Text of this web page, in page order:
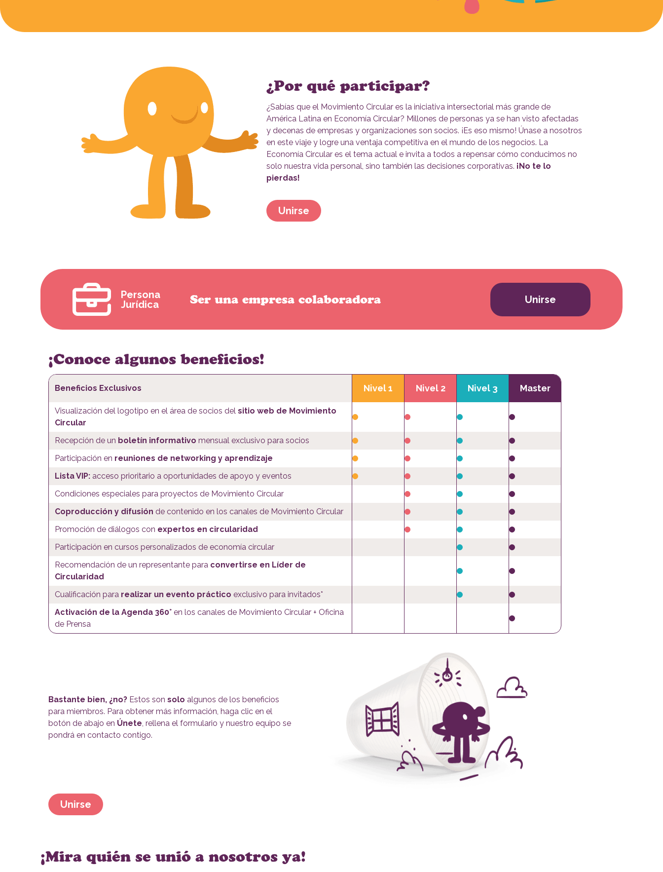
¿Por qué participar?
¿Sabías que el Movimiento Circular es la iniciativa intersectorial más grande de
América Latina en Economía Circular? Millones de personas ya se han visto afectadas
y decenas de empresas y organizaciones son socios. ¡Es eso mismo! Únase a nosotros
en este viaje y logre una ventaja competitiva en el mundo de los negocios. La
Economía Circular es el tema actual e invita a todos a repensar cómo conducimos no
solo nuestra vida personal, sino también las decisiones corporativas. ¡No te lo
pierdas!
Unirse
Persona
Jurídica
Ser una empresa colaboradora Unirse
¡Conoce algunos beneficios!
Beneficios Exclusivos Nivel 1 Nivel 2 Nivel 3 Master
Visualización del logotipo en el área de socios del sitio web de Movimiento
Circular
Recepción de un boletín informativo mensual exclusivo para socios
Participación en reuniones de networking y aprendizaje
Lista VIP: acceso prioritario a oportunidades de apoyo y eventos
Condiciones especiales para proyectos de Movimiento Circular
Coproducción y difusión de contenido en los canales de Movimiento Circular
Promoción de diálogos con expertos en circularidad
Participación en cursos personalizados de economía circular
Recomendación de un representante para convertirse en Líder de
Circularidad
Cualificación para realizar un evento práctico exclusivo para invitados*
Activación de la Agenda 360° en los canales de Movimiento Circular + Oficina
de Prensa
Bastante bien, ¿no? Estos son solo algunos de los beneficios
para miembros. Para obtener más información, haga clic en el
botón de abajo en Únete, rellena el formulario y nuestro equipo se
pondrá en contacto contigo.
Unirse
¡Mira quién se unió a nosotros ya!